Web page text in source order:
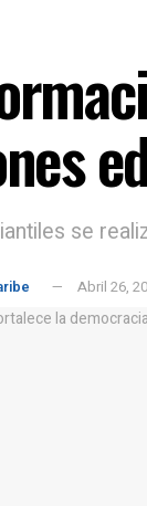
se
Abril 26,